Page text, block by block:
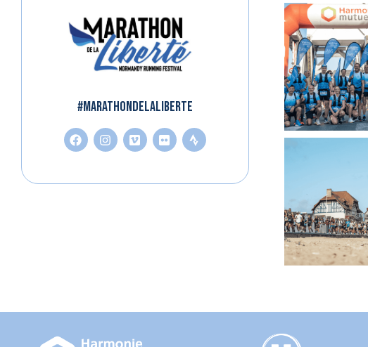
#MARATHONDELALIBERTE